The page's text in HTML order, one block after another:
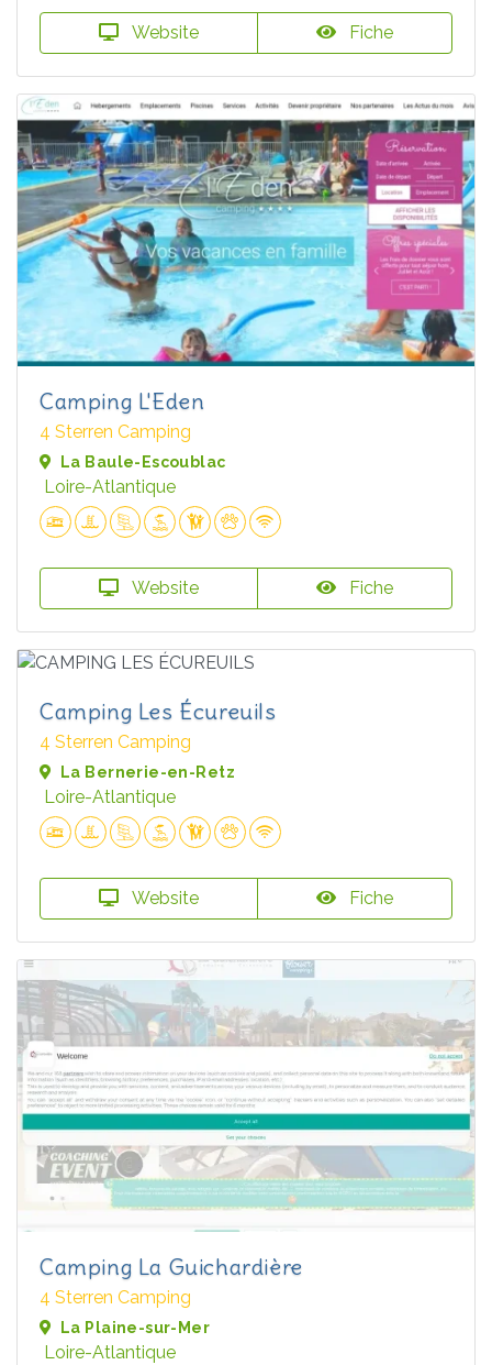
Website Fiche
Camping L'Eden
4 Sterren Camping
La Baule-Escoublac
Loire-Atlantique
Website Fiche
Camping Les Écureuils
4 Sterren Camping
La Bernerie-en-Retz
Loire-Atlantique
Website Fiche
Camping La Guichardière
4 Sterren Camping
La Plaine-sur-Mer
Loire-Atlantique